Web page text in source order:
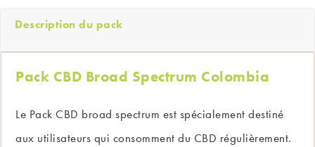
Description du pack
Pack CBD Broad Spectrum Colombia
Le Pack CBD broad spectrum est spécialement destiné
aux utilisateurs qui consomment du CBD régulièrement.